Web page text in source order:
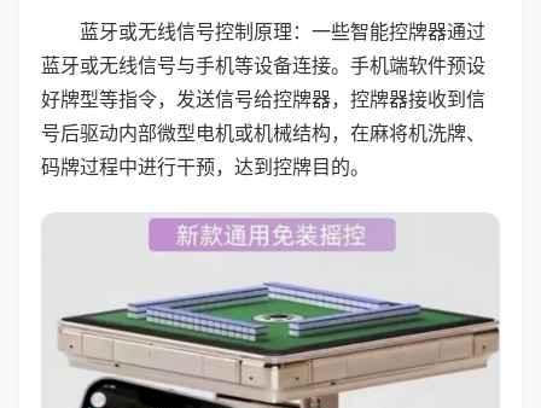
蓝牙或无线信号控制原理：一些智能控牌器通过
蓝牙或无线信号与手机等设备连接。手机端软件预设
好牌型等指令，发送信号给控牌器，控牌器接收到信
号后驱动内部微型电机或机械结构，在麻将机洗牌、
码牌过程中进行干预，达到控牌目的。